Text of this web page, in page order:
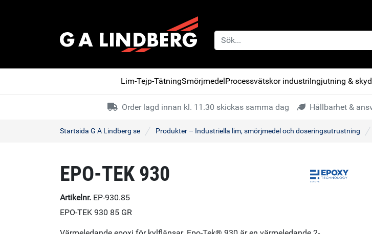
Lim-Tejp-TätningSmörjmedelProcessvätskor industriIngjutning &
Order lagd innan kl. 11.30 skickas samma dag Hållbarhet &
Startsida G A Lindberg se Produkter – Industriella lim, smörjmedel och doseringsutrustning
EPO-TEK 930
Artikelnr. EP-930.85
EPO-TEK 930 85 GR